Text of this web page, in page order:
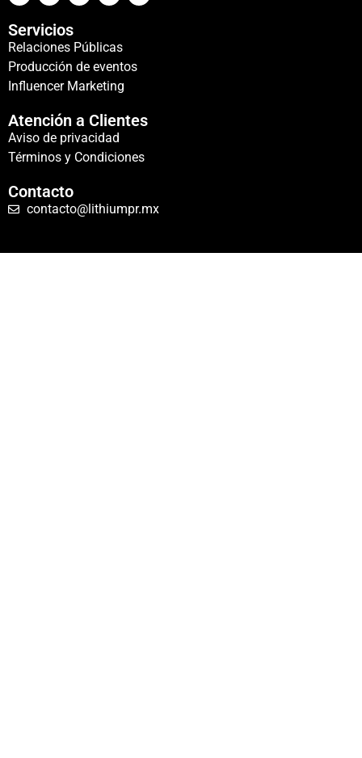
Servicios
Relaciones Públicas
Producción de eventos
Influencer Marketing
Atención a Clientes
Aviso de privacidad
Términos y Condiciones
Contacto
contacto@lithiumpr.mx